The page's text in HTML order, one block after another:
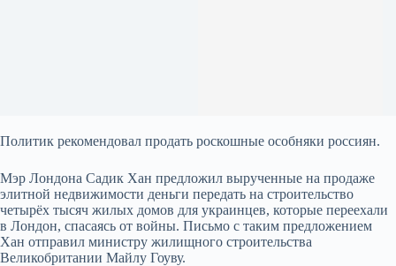
Политик рекомендовал продать роскошные особняки россиян.
Мэр Лондона Садик Хан предложил вырученные на продаже
элитной недвижимости деньги передать на строительство
четырёх тысяч жилых домов для украинцев, которые переехали
в Лондон, спасаясь от войны. Письмо с таким предложением
Хан отправил министру жилищного строительства
Великобритании Майлу Гоуву.